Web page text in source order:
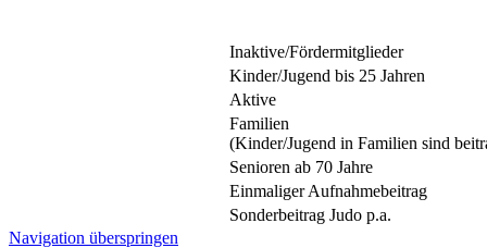
Inaktive/Fördermitglieder
Kinder/Jugend bis 25 Jahren
Aktive
Familien
(Kinder/Jugend in Familien sind
Senioren ab 70 Jahre
Einmaliger Aufnahmebeitrag
Sonderbeitrag Judo p.a.
Navigation überspringen